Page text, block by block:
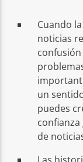
Cuando
noticias
un
puedes
de